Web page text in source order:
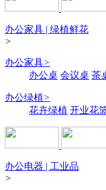
办公家具 | 绿植鲜花
>
办公家具>
办公桌 会议桌 茶
办公绿植>
花卉绿植 开业花
办公电器 | 工业品
>